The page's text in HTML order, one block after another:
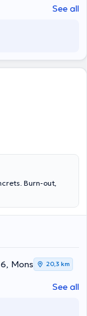
See all
Burn-out,
Mons 20,3 km
See all